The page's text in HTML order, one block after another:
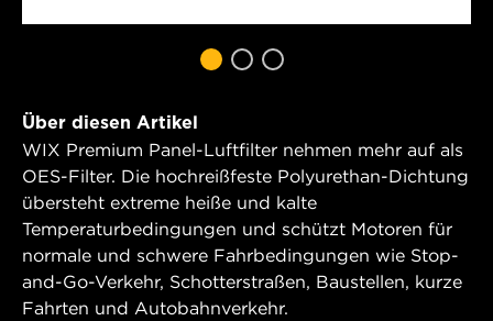
Über diesen Artikel
WIX Premium Panel-Luftfilter nehmen mehr auf als
OES-Filter. Die hochreißfeste Polyurethan-Dichtung
übersteht extreme heiße und kalte
Temperaturbedingungen und schützt Motoren für
normale und schwere Fahrbedingungen wie Stop-
and-Go-Verkehr, Schotterstraßen, Baustellen, kurze
Fahrten und Autobahnverkehr.